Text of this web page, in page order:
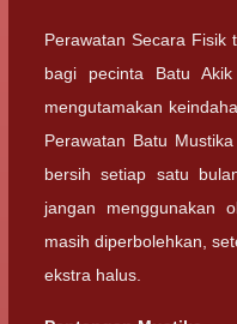
Perawatan Secara Fisik
bagi pecinta Batu
mengutamakan
Perawatan Batu
bersih setiap satu
jangan menggunakan
masih diperbolehkan,
ekstra halus.